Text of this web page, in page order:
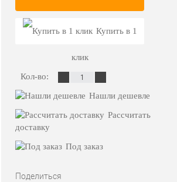
Купить в 1
клик
Кол-во:
Нашли дешевле
Рассчитать
доставку
Под заказ
Поделиться